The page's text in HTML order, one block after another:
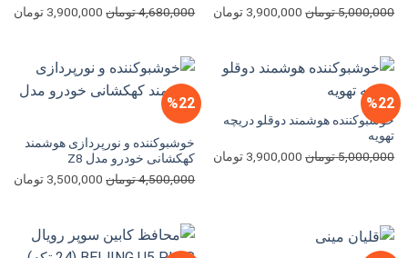
5,000,000تومان قیمت
بود.
3,900,000 تومانقیمت
است.
4,680,000تومان قیمت
بود.
3,900,000 تومان
%22
خوشبوکننده هوشمند دوقلو دریچه
تهویه
5,000,000تومان قیمت
3,900,000 تومانقیمت
فعلی
%22
خوشبوکننده و نورپردازی هوشمند
کهکشانی خودرو مدل Z8
4,500,000تومان قیمت
بود.
3,500,000 تومان